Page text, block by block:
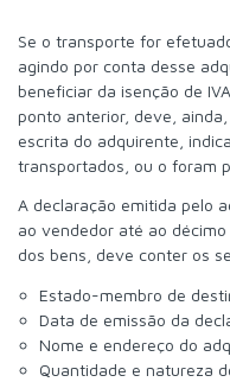
Se o transporte for
agindo por conta desse
beneficiar da isenção de
ponto anterior, deve,
escrita do adquirente,
transportados, ou o foram
A declaração emitida pelo
ao vendedor até ao
dos bens, deve conter os
Estado-membro de
Data de emissão da
Nome e endereço do
Quantidade e natureza